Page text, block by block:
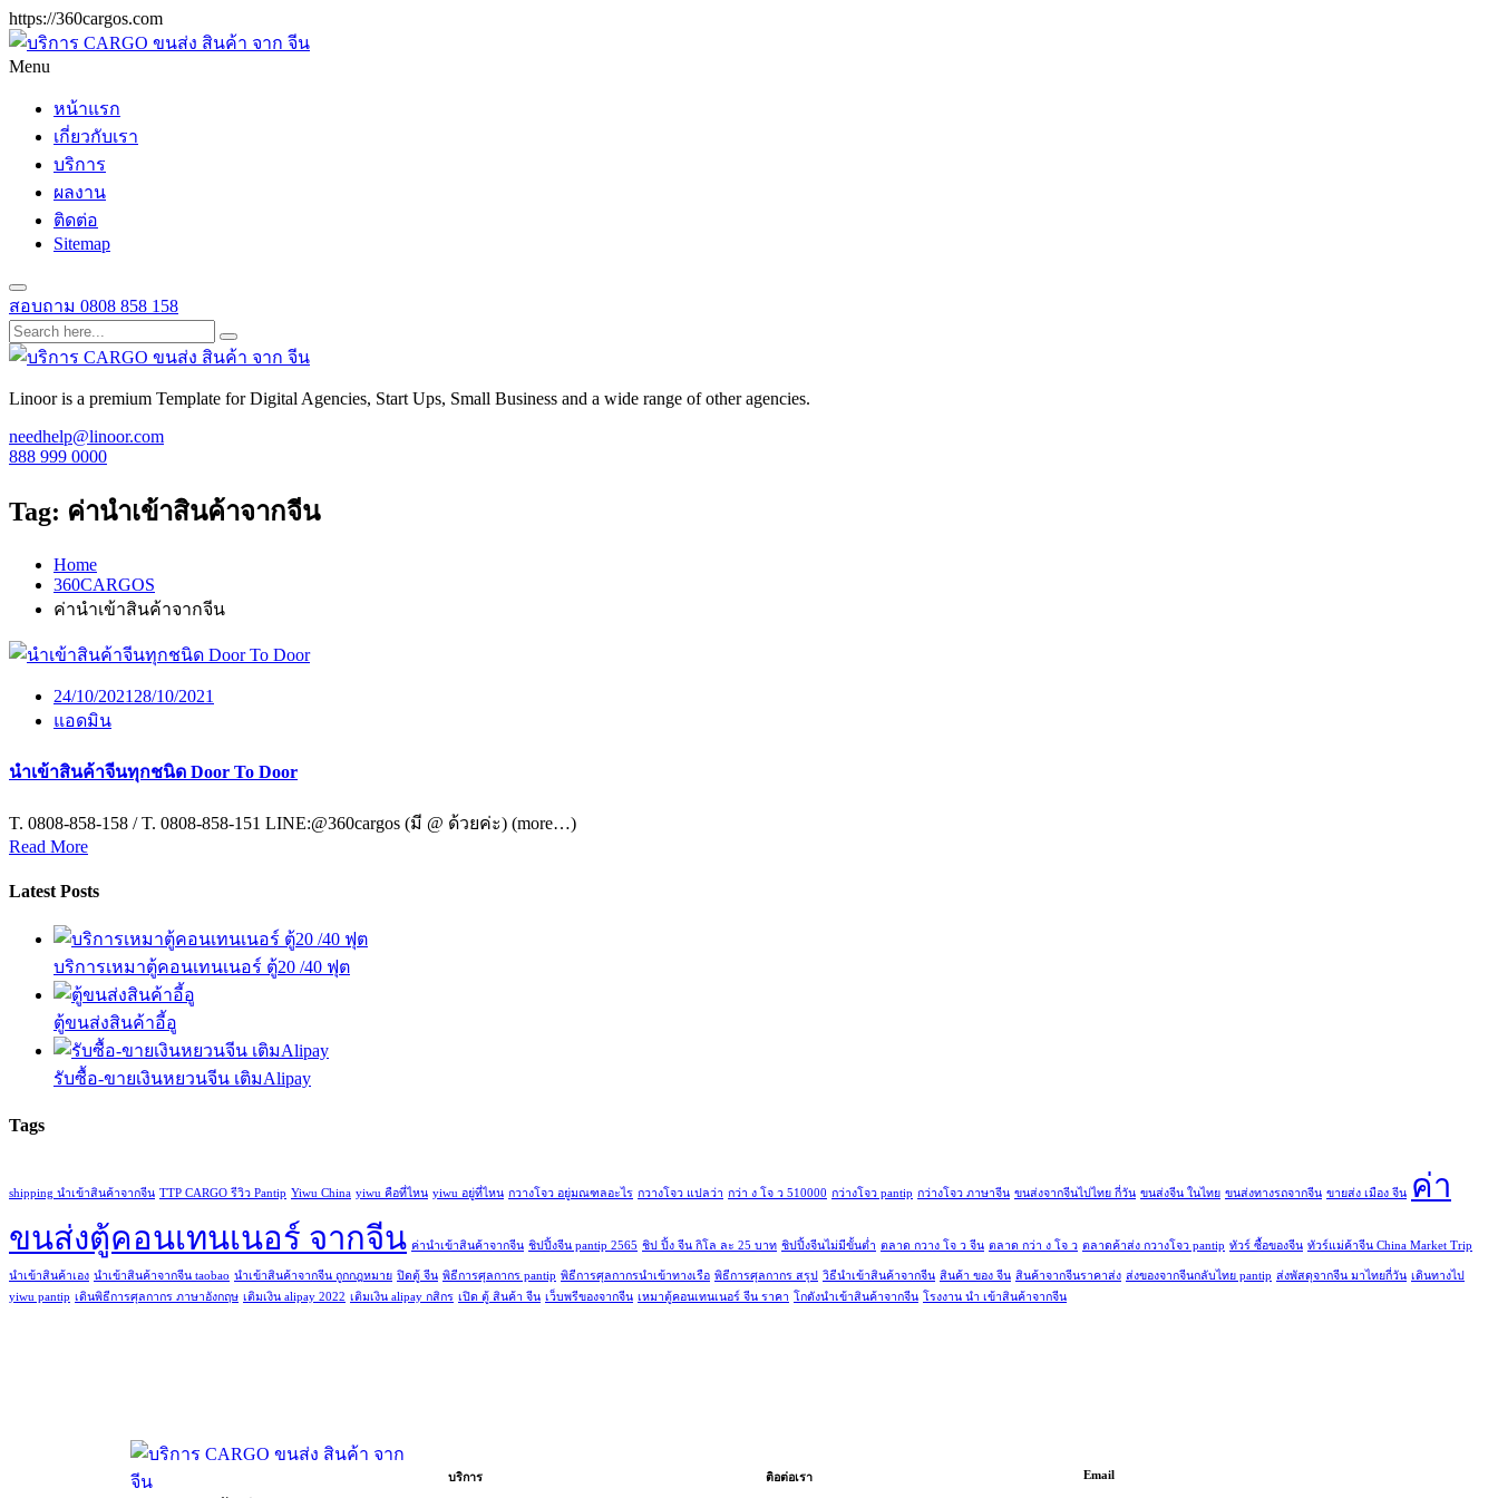
https://360cargos.com
Menu
หน้าแรก
เกี่ยวกับเรา
บริการ
ผลงาน
ติดต่อ
Sitemap
สอบถาม 0808 858 158
Linoor is a premium Template for Digital Agencies, Start Ups, Small Business and a wide range of other agencies.
needhelp@linoor.com
888 999 0000
Tag: ค่านําเข้าสินค้าจากจีน
Home
360CARGOS
ค่านําเข้าสินค้าจากจีน
24/10/2021 28/10/2021
แอดมิน
นำเข้าสินค้าจีนทุกชนิด Door To Door
T. 0808-858-158 / T. 0808-858-151 LINE:@360cargos (มี @ ด้วยค่ะ) (more…)
Read More
Latest Posts
บริการเหมาตู้คอนเทนเนอร์ ตู้20 /40 ฟุต
ตู้ขนส่งสินค้าอี้อู
รับซื้อ-ขายเงินหยวนจีน เติมAlipay
Tags
shipping นำเข้าสินค้าจากจีน TTP CARGO รีวิว Pantip Yiwu China yiwu คือที่ไหน yiwu อยู่ที่ไหน กวางโจว อยู่มณฑลอะไร กวางโจว แปลว่า กว่า ง โจ ว 510000 กว่างโจว pantip กว่างโจว ภาษาจีน ขนส่งจากจีนไปไทย กี่วัน ขนส่งจีน ในไทย ขนส่งทางรถจากจีน ขายส่ง เมือง จีน ค่า
ขนส่งตู้คอนเทนเนอร์ จากจีน ค่านําเข้าสินค้าจากจีน ชิปปิ้งจีน pantip 2565 ชิป ปิ้ง จีน กิโล ละ 25 บาท ชิปปิ้งจีนไม่มีขั้นต่ำ ตลาด กวาง โจ ว จีน ตลาด กว่า ง โจ ว ตลาดค้าส่ง กวางโจว pantip ทัวร์ ซื้อของจีน ทัวร์แม่ค้าจีน China Market Trip
นำเข้าสินค้าเอง นําเข้าสินค้าจากจีน taobao นําเข้าสินค้าจากจีน ถูกกฎหมาย ปิดตู้ จีน พิธีการศุลกากร pantip พิธีการศุลกากรนำเข้าทางเรือ พิธีการศุลกากร สรุป วิธีนําเข้าสินค้าจากจีน สินค้า ของ จีน สินค้าจากจีนราคาส่ง ส่งของจากจีนกลับไทย pantip ส่งพัสดุจากจีน มาไทยกี่วัน เดินทางไป
yiwu pantip เดินพิธีการศุลกากร ภาษาอังกฤษ เติมเงิน alipay 2022 เติมเงิน alipay กสิกร เปิด ตู้ สินค้า จีน เว็บพรีของจากจีน เหมาตู้คอนเทนเนอร์ จีน ราคา โกดังนําเข้าสินค้าจากจีน โรงงาน นํา เข้าสินค้าจากจีน
บริการ ติอต่อเรา Email